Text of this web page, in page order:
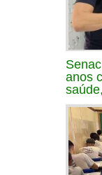
anos